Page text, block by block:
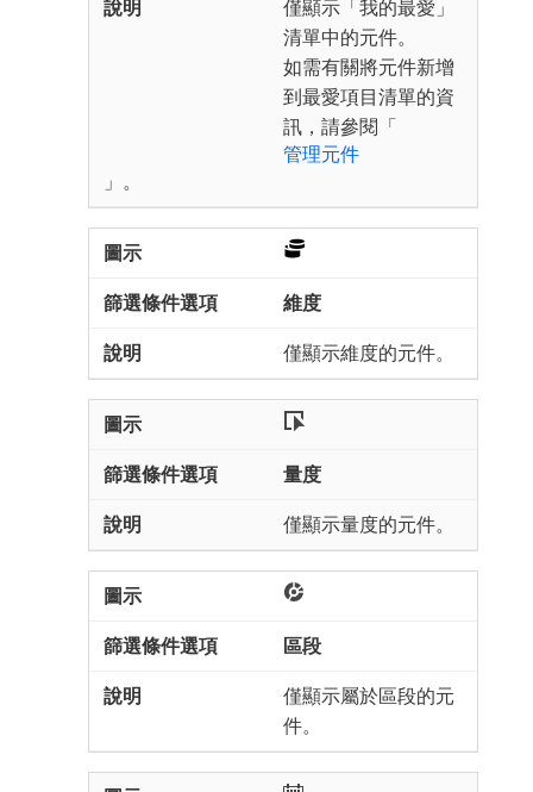
僅顯示「我的最愛」
清單中的元件。
如需有關將元件新增
到最愛項目清單的資
訊，請參閱「
管理元件
」。
維度
僅顯示維度的元件。
量度
僅顯示量度的元件。
區段
僅顯示屬於區段的元
件。